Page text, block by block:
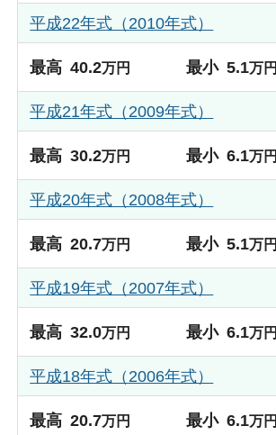
平成22年式（2010年式）
最高 40.2万円 最小 5.1万円
平成21年式（2009年式）
最高 30.2万円 最小 6.1万円
平成20年式（2008年式）
最高 20.7万円 最小 5.1万円
平成19年式（2007年式）
最高 32.0万円 最小 6.1万円
平成18年式（2006年式）
最高 20.7万円 最小 6.1万円